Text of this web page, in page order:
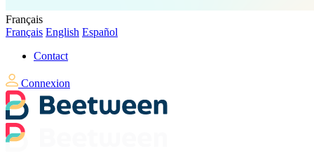
Français
Français English Español
Contact
Connexion